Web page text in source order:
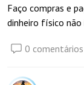
Faço compras e
dinheiro físico não
0 comentários